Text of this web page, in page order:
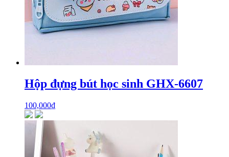
Hộp đựng bút học sinh GHX-6607
100,000₫